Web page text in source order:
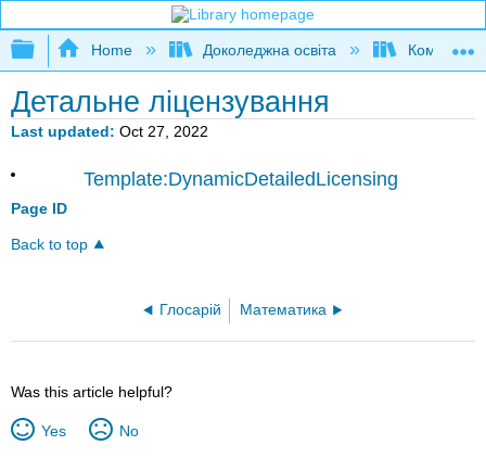
Expand/collapse global hierarchy
Home Доколеджна освіта
Детальне ліцензування
Last updated Oct 27, 2022
Page ID
Template:DynamicDetailedLicensing
Back to top
Глосарій Математика
Was this article helpful?
Yes No